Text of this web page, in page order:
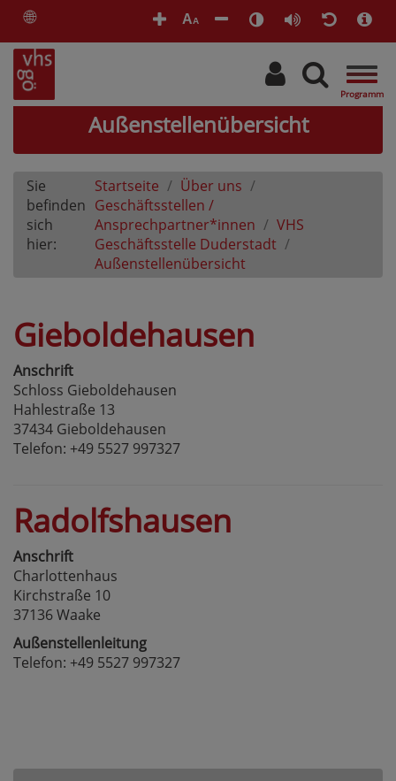
🌐 AA
Außenstellenübersicht
Sie
befinden
sich
hier:
Startseite
Über uns
Geschäftsstellen /
Ansprechpartner*innen
VHS
Geschäftsstelle Duderstadt
Außenstellenübersicht
Gieboldehausen
Anschrift
Schloss Gieboldehausen
Hahlestraße 13
37434 Gieboldehausen
Telefon: +49 5527 997327
Radolfshausen
Anschrift
Charlottenhaus
Kirchstraße 10
37136 Waake
Außenstellenleitung
Telefon: +49 5527 997327